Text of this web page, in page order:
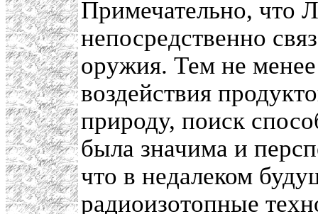
Примечательно, что
непосредственно
оружия. Тем не
воздействия
природу, поиск
была значима и
что в недалеком
радиоизотопные